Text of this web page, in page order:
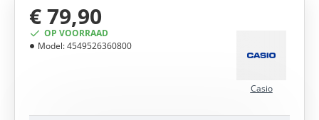
OP VOORRAAD
Model:4549526360800
Casio
€ 79,90